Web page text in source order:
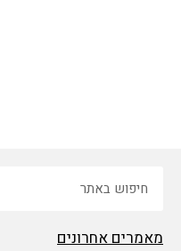
מאמרים אחרונים